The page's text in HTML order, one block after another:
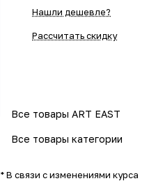
Нашли дешевле?
Рассчитать скидку
Все товары ART EAST
Все товары категории
* В связи с изменениями курса